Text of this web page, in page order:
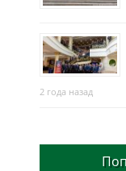
2 года назад